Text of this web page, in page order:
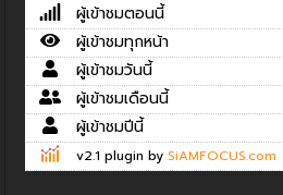
ผู้เข้าชมตอนนี้
ผู้เข้าชมทุกหน้า
ผู้เข้าชมวันนี้
ผู้เข้าชมเดือนนี้
ผู้เข้าชมปีนี้
v2.1 plugin by SiAMFOCUS.com